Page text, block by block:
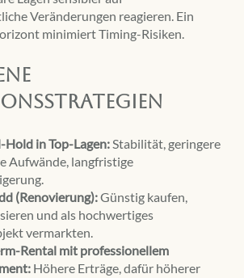
Veränderungen reagieren. Ein
minimiert Timing-Risiken.
Hold in Top-Lagen:Stabilität, geringere
Aufwände, langfristige
(Renovierung):Günstig kaufen,
und als hochwertiges
vermarkten.
Rental mit professionellem
Höhere Erträge, dafür höherer